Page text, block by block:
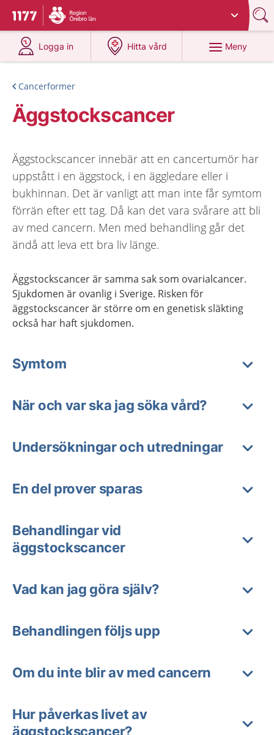
Till startsidan för 1177
Du har valt region
Logga in
på 1177.se
Hitta vård
på 1177.se
Meny
Cancerformer
Äggstockscancer
Äggstockscancer innebär att en cancertumör har
uppstått i en äggstock, i en äggledare eller i
bukhinnan. Det är vanligt att man inte får symtom
förrän efter ett tag. Då kan det vara svårare att bli
av med cancern. Men med behandling går det
ändå att leva ett bra liv länge.
Äggstockscancer är samma sak som ovarialcancer.
Sjukdomen är ovanlig i Sverige. Risken för
äggstockscancer är större om en genetisk släkting
också har haft sjukdomen.
Symtom
När och var ska jag söka vård?
Undersökningar och utredningar
En del prover sparas
Behandlingar vid
äggstockscancer
Vad kan jag göra själv?
Behandlingen följs upp
Om du inte blir av med cancern
Hur påverkas livet av
äggstockscancer?